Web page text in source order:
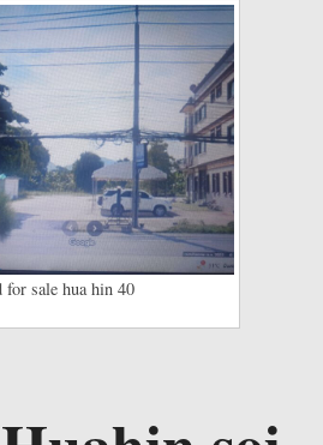
for sale hua hin 40